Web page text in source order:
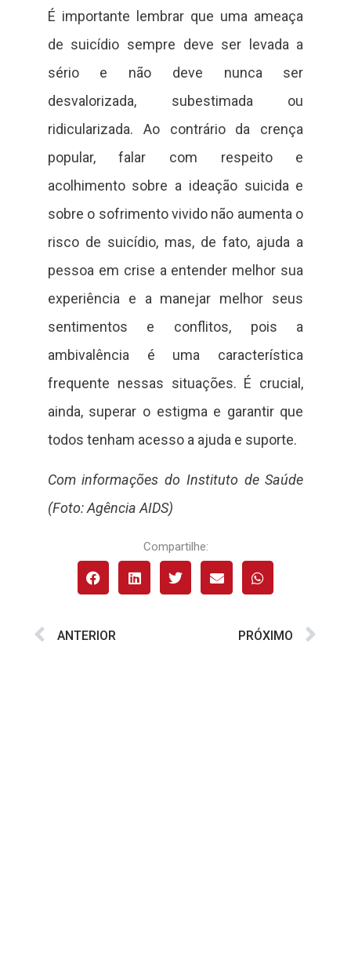
É importante lembrar que uma ameaça
de suicídio sempre deve ser levada a
sério e não deve nunca ser
desvalorizada, subestimada ou
ridicularizada. Ao contrário da crença
popular, falar com respeito e
acolhimento sobre a ideação suicida e
sobre o sofrimento vivido não aumenta o
risco de suicídio, mas, de fato, ajuda a
pessoa em crise a entender melhor sua
experiência e a manejar melhor seus
sentimentos e conflitos, pois a
ambivalência é uma característica
frequente nessas situações. É crucial,
ainda, superar o estigma e garantir que
todos tenham acesso a ajuda e suporte.
Com informações do Instituto de Saúde
(Foto: Agência AIDS)
Compartilhe:
ANTERIOR PRÓXIMO